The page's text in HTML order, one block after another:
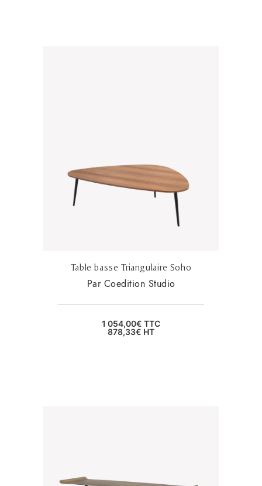
Table basse Triangulaire Soho
Par Coedition Studio
1 054,00€ TTC
878,33€ HT